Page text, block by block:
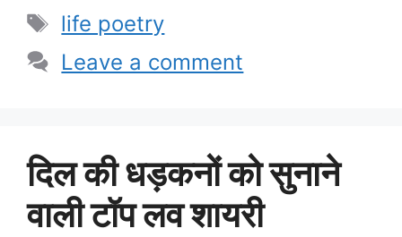
Tags
life poetry
Leave a comment
दिल की धड़कनों को सुनाने
वाली टॉप लव शायरी